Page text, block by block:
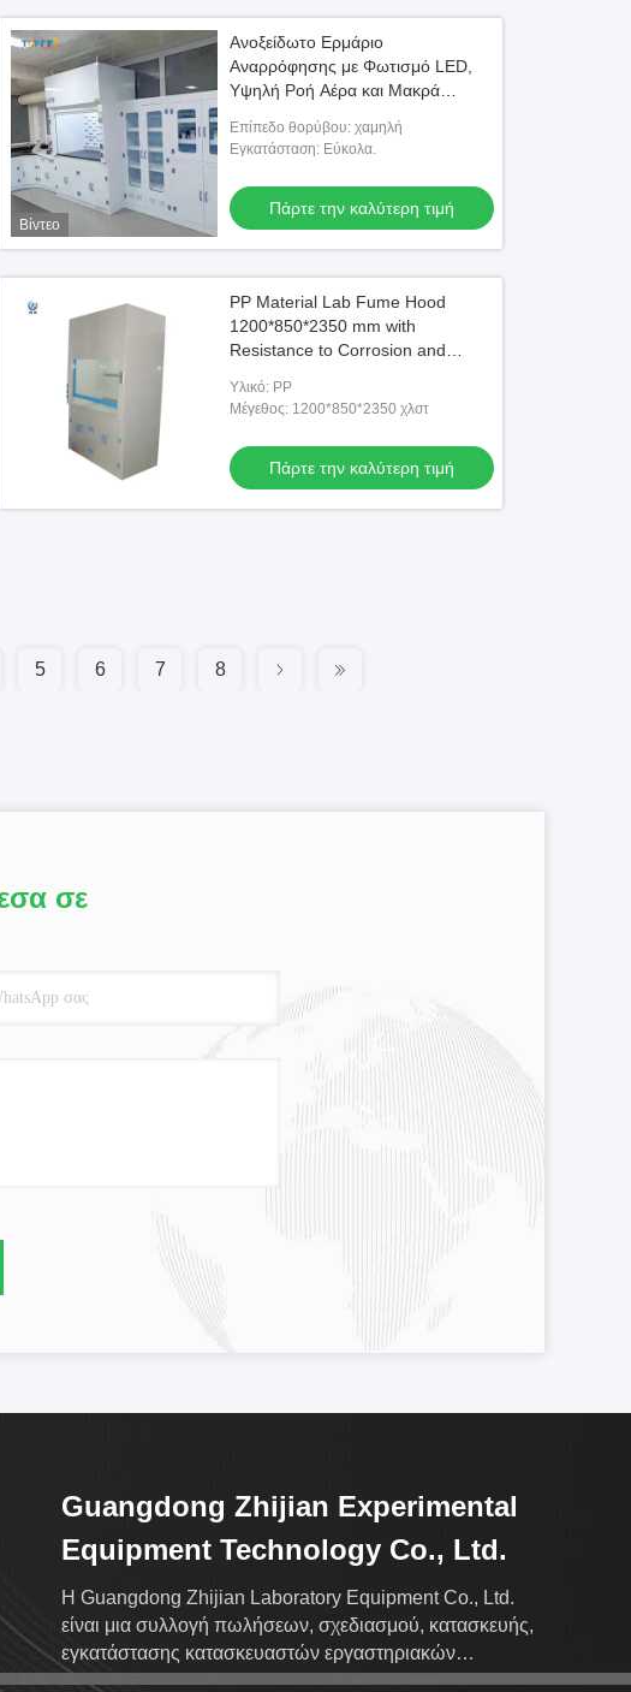
Βίντεο
Ανοξείδωτο Ερμάριο
Αναρρόφησης με Φωτισμό LED,
Υψηλή Ροή Αέρα και Μακρά
Επίπεδο θορύβου: χαμηλή
Εγκατάσταση: Εύκολα.
Πάρτε την καλύτερη τιμή
PP Material Lab Fume Hood
1200*850*2350 mm with
Resistance to Corrosion and
Chemistry Lab
Υλικό: PP
Μέγεθος: 1200*850*2350 χλστ
Πάρτε την καλύτερη τιμή
5 6 7 8
σε
Guangdong Zhijian Experimental
Equipment Technology Co., Ltd.
Η Guangdong Zhijian Laboratory Equipment Co., Ltd.
είναι μια συλλογή πωλήσεων, σχεδιασμού, κατασκευής,
εγκατάστασης κατασκευαστών εργαστηριακών
επίπλων.